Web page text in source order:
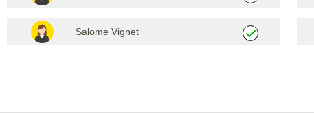
Salome Vignet